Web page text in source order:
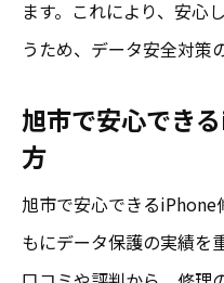
ます。これにより、安心
うため、データ安全対策
旭市で安心でき
方
旭市で安心できるiPhone
もにデータ保護の実績を